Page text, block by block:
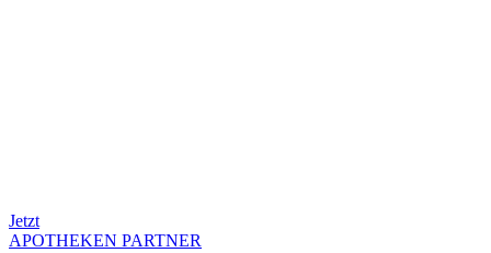
Jetzt
APOTHEKEN PARTNER